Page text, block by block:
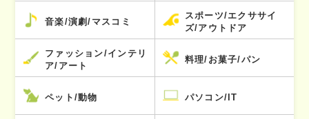
音楽/演劇/マスコミ
スポーツ/エクササイ
ズ/アウトドア
ファッション/インテリ
ア/アート
料理/お菓子/パン
ペット/動物 パソコン/IT